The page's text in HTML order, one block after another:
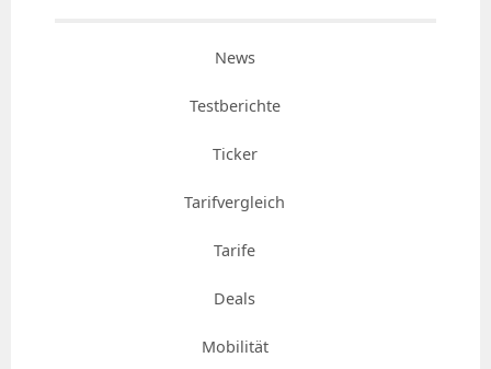
News
Testberichte
Ticker
Tarifvergleich
Tarife
Deals
Mobilität